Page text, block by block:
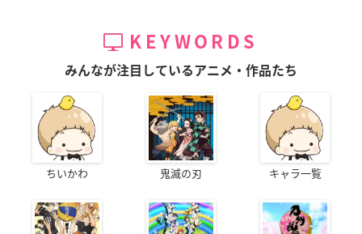
KEYWORDS
みんなが注目しているアニメ・作品たち
ちいかわ 鬼滅の刃 キャラ一覧